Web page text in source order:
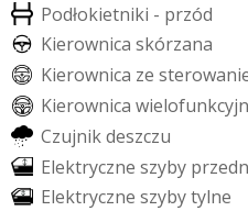
Podłokietniki - przód
Kierownica skórzana
Kierownica ze sterowani
Kierownica wielofunkcyjn
Czujnikdeszczu
Elektryczne szyby przedn
Elektryczne szybytylne